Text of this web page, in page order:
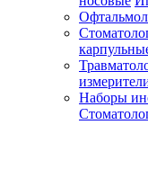
Наборы